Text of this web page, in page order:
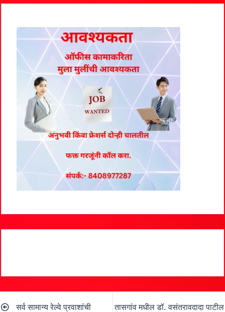
सर्व सामान्य रेल्वे प्रवाशांची
तासगांव मधील डॉ. वसंतरावदादा पाटील